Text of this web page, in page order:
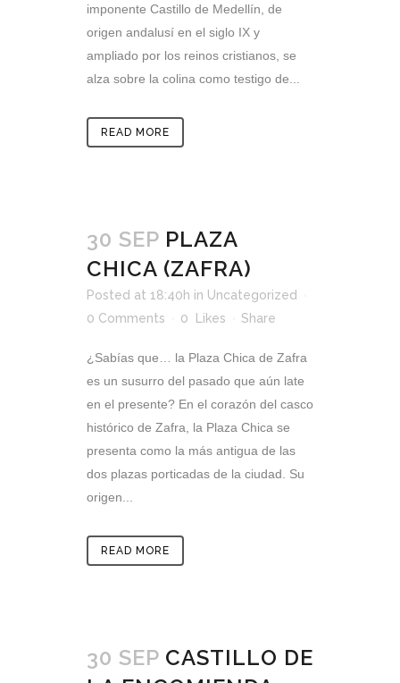
imponente Castillo de Medellín, de
origen andalusí en el siglo IX y
ampliado por los reinos cristianos, se
alza sobre la colina como testigo de...
READ MORE
30 SEP PLAZA
CHICA (ZAFRA)
Posted at 18:40h in Uncategorized
0 Comments
0 Likes Share
¿Sabías que… la Plaza Chica de Zafra
es un susurro del pasado que aún late
en el presente? En el corazón del casco
histórico de Zafra, la Plaza Chica se
presenta como la más antigua de las
dos plazas porticadas de la ciudad. Su
origen...
READ MORE
30 SEP CASTILLO DE